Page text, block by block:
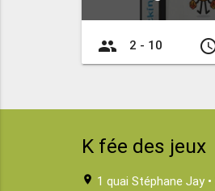
group 2 - 10
K fée des jeux
location_on 1 quai Stéphane Jay